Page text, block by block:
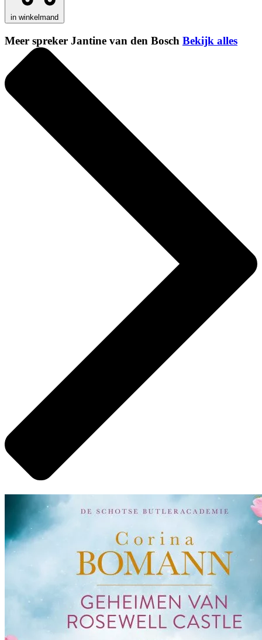
in winkelmand
Meer spreker Jantine van den Bosch Bekijk alles